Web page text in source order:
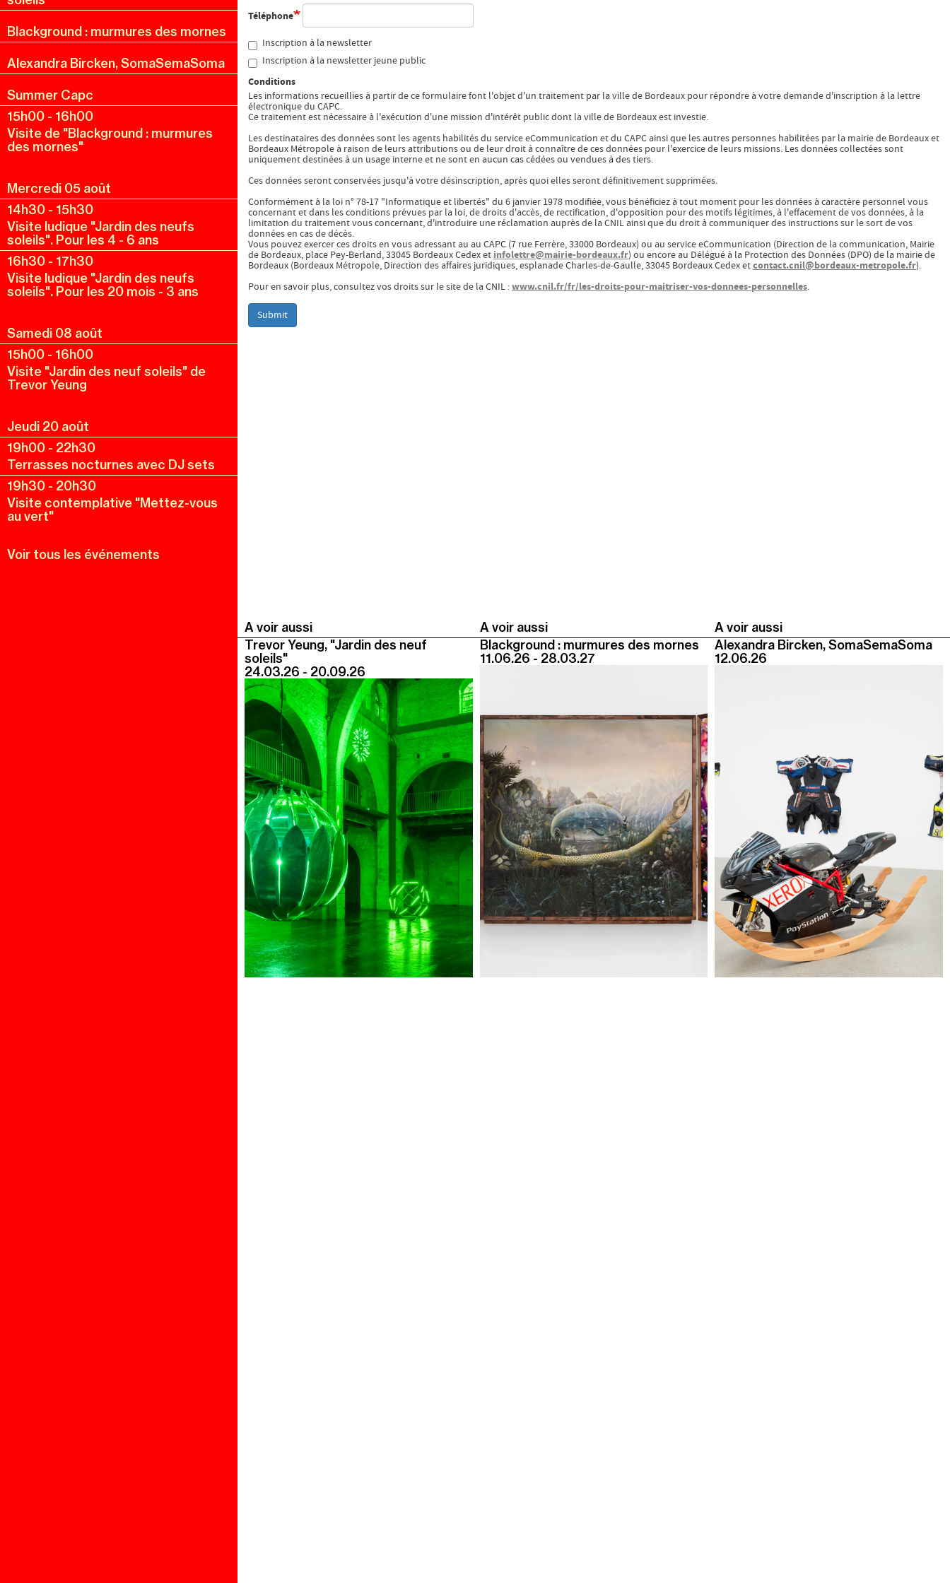
Blackground : murmures des mornes
Alexandra Bircken, SomaSemaSoma
Summer Capc
15h00 - 16h00
Visite de "Blackground : murmures
des mornes"
Mercredi 05 août
14h30 - 15h30
Visite ludique "Jardin des neufs
soleils". Pour les 4 - 6 ans
16h30 - 17h30
Visite ludique "Jardin des neufs
soleils". Pour les 20 mois - 3 ans
Samedi 08 août
15h00 - 16h00
Visite "Jardin des neuf soleils" de
Trevor Yeung
Jeudi 20 août
19h00 - 22h30
Terrasses nocturnes avec DJ sets
19h30 - 20h30
Visite contemplative "Mettez-vous
au vert"
Voir tous les événements
Téléphone
Inscription à la newsletter
Inscription à la newsletter jeune public
Conditions
Les informations recueillies à partir de ce formulaire font l'objet d'un traitement par la ville de Bordeaux pour répondre à votre demande d'inscription à la lettre
électronique du CAPC.
Ce traitement est nécessaire à l'exécution d'une mission d'intérêt public dont la ville de Bordeaux est investie.
Les destinataires des données sont les agents habilités du service eCommunication et du CAPC ainsi que les autres personnes habilitées par la mairie de Bordeaux et
Bordeaux Métropole à raison de leurs attributions ou de leur droit à connaître de ces données pour l'exercice de leurs missions. Les données collectées sont
uniquement destinées à un usage interne et ne sont en aucun cas cédées ou vendues à des tiers.
Ces données seront conservées jusqu'à votre désinscription, après quoi elles seront définitivement supprimées.
Conformément à la loi n° 78-17 "Informatique et libertés" du 6 janvier 1978 modifiée, vous bénéficiez à tout moment pour les données à caractère personnel vous
concernant et dans les conditions prévues par la loi, de droits d'accès, de rectification, d'opposition pour des motifs légitimes, à l'effacement de vos données, à la
limitation du traitement vous concernant, d'introduire une réclamation auprès de la CNIL ainsi que du droit à communiquer des instructions sur le sort de vos
données en cas de décès.
Vous pouvez exercer ces droits en vous adressant au au CAPC (7 rue Ferrère, 33000 Bordeaux) ou au service eCommunication (Direction de la communication, Mairie
de Bordeaux, place Pey-Berland, 33045 Bordeaux Cedex etinfolettre@mairie-bordeaux.fr) ou encore au Délégué à la Protection des Données (DPO) de la mairie de
Bordeaux (Bordeaux Métropole, Direction des affaires juridiques, esplanade Charles-de-Gaulle, 33045 Bordeaux Cedex etcontact.cnil@bordeaux-metropole.fr).
Pour en savoir plus, consultez vos droits sur le site de la CNIL :www.cnil.fr/fr/les-droits-pour-maitriser-vos-donnees-personnelles.
Submit
A voir aussi A voir aussi
A voir aussi
Trevor Yeung, "Jardin des neuf
soleils"
24.03.26 - 20.09.26
Blackground : murmures des mornes
11.06.26 - 28.03.27
Alexandra Bircken, SomaSemaSoma
12.06.26